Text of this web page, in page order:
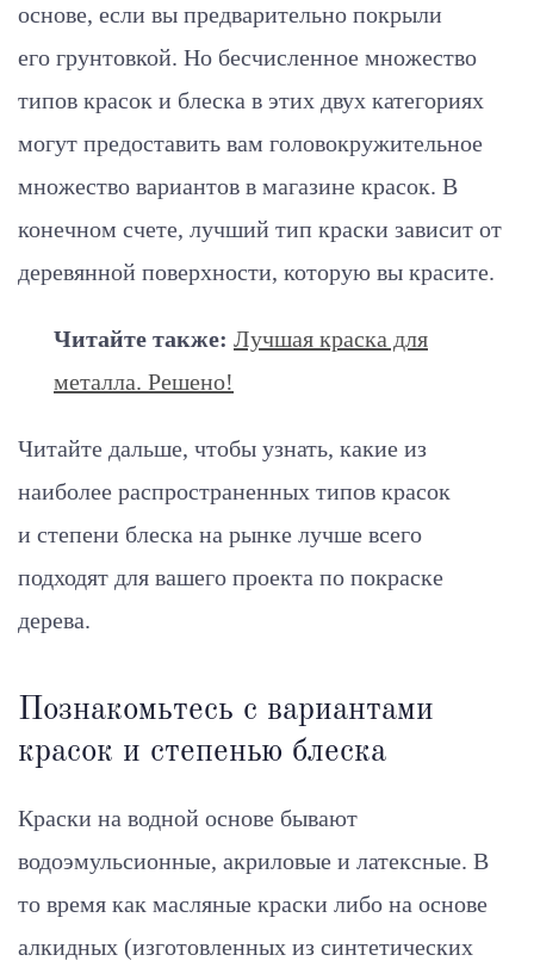
основе, если вы предварительно покрыли
его грунтовкой. Но бесчисленное множество
типов красок и блеска в этих двух категориях
могут предоставить вам головокружительное
множество вариантов в магазине красок. В
конечном счете, лучший тип краски зависит от
деревянной поверхности, которую вы красите.
Читайте также: Лучшая краска для
металла. Решено!
Читайте дальше, чтобы узнать, какие из
наиболее распространенных типов красок
и степени блеска на рынке лучше всего
подходят для вашего проекта по покраске
дерева.
Познакомьтесь с вариантами
красок и степенью блеска
Краски на водной основе бывают
водоэмульсионные, акриловые и латексные. В
то время как масляные краски либо на основе
алкидных (изготовленных из синтетических